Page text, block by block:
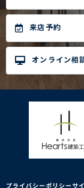
来店予約
オンライン相
プライバシーポリシー サ